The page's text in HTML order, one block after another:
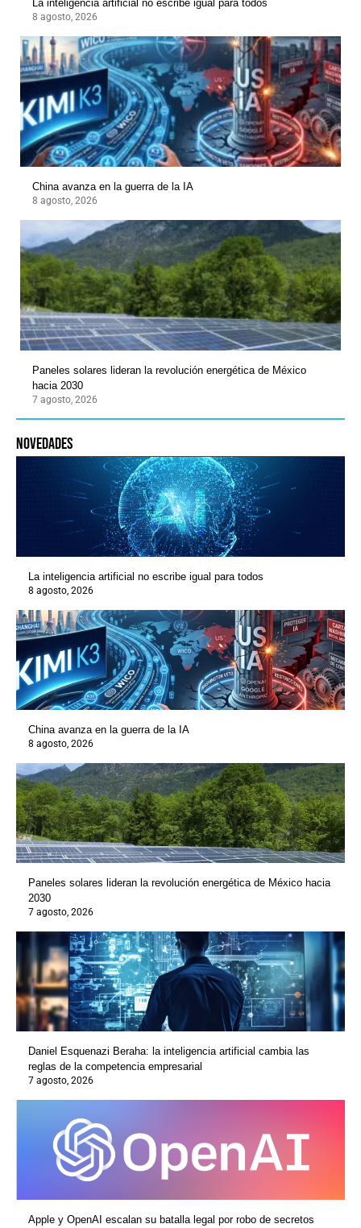
La inteligencia artificial no escribe igual para todos
8 agosto, 2026
China avanza en la guerra de la IA
8 agosto, 2026
Paneles solares lideran la revolución energética de México
hacia 2030
7 agosto, 2026
novedades
La inteligencia artificial no escribe igual para todos
8 agosto, 2026
China avanza en la guerra de la IA
8 agosto, 2026
Paneles solares lideran la revolución energética de México hacia
2030
7 agosto, 2026
Daniel Esquenazi Beraha: la inteligencia artificial cambia las
reglas de la competencia empresarial
7 agosto, 2026
Apple y OpenAI escalan su batalla legal por robo de secretos